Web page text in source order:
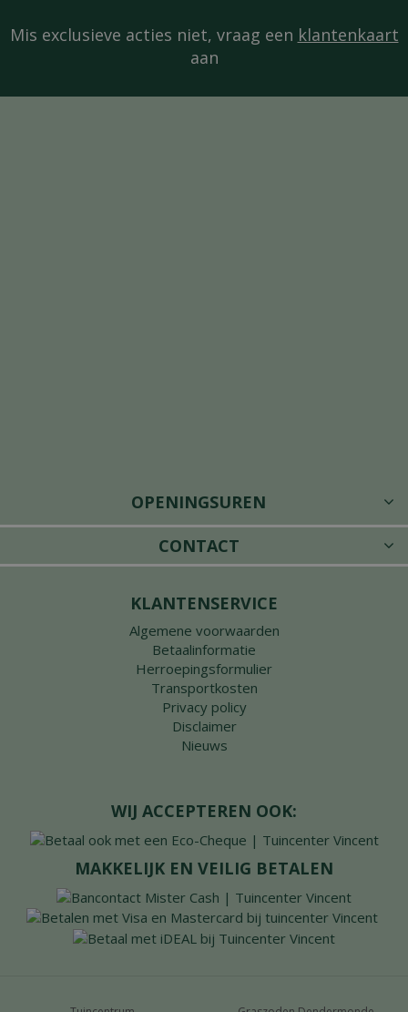
Mis exclusieve acties niet, vraag een klantenkaart
aan
OPENINGSUREN
CONTACT
KLANTENSERVICE
Algemene voorwaarden
Betaalinformatie
Herroepingsformulier
Transportkosten
Privacy policy
Disclaimer
Nieuws
WIJ ACCEPTEREN OOK:
MAKKELIJK EN VEILIG BETALEN